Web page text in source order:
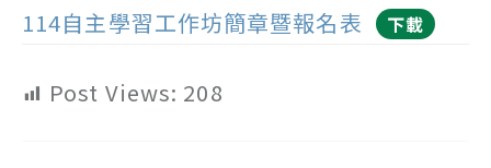
114自主學習工作坊簡章暨報名表
下載
Post Views: 208